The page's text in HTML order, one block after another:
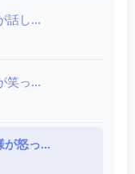
話し...
笑っ...
が怒っ...